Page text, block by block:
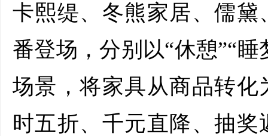
卡熙缇、冬熊家居、儒
番登场，分别以“休憩”“
场景，将家具从商品转
时五折、千元直降、抽